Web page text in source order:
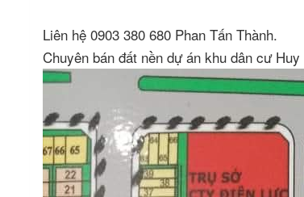
Liên hệ 0903 380 680 Phan Tấn Thành.
Chuyên bán đất nền dự án khu dân cư